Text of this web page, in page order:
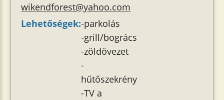
wikendforest@yahoo.com
Lehetőségek:-parkolás
-grill/bogrács
-zöldövezet
-
hűtőszekrény
-TV a